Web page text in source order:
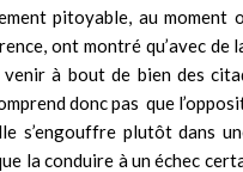
pitoyable, au moment
ont montré qu’avec
à bout de bien des
donc pas que
s’engouffre plutôt dans
la conduire à un échec